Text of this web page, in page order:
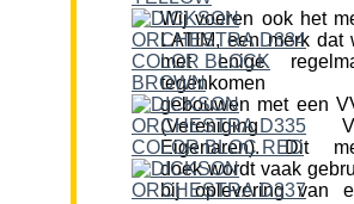
Wij voeren ook het
LATIM, een merk dat
met enige
tegenkomen
gebouwen met een
(Vereniging
Eigenaren). Dit
doek wordt vaak
bij oplevering van